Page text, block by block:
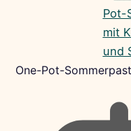
One-Pot-